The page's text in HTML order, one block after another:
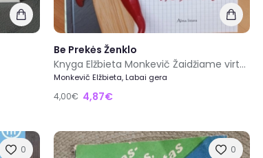
Be Prekės Ženklo
Knyga Elžbieta Monkevič Žaidžiame virtuvę
Monkevič Elžbieta, Labai gera
4,00€ 4,87€
0 0